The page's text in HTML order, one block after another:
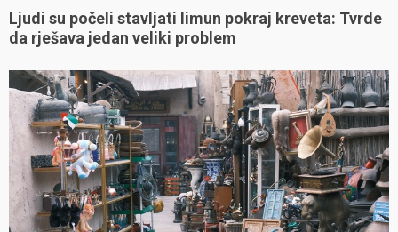
Ljudi su počeli stavljati limun pokraj kreveta: Tvrde
da rješava jedan veliki problem